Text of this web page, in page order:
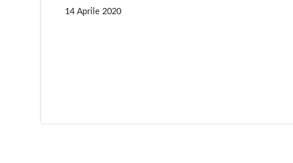
14 Aprile 2020